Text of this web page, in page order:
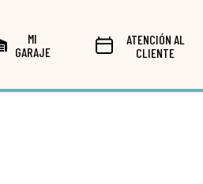
MI
GARAJE
ATENCIÓN AL
CLIENTE